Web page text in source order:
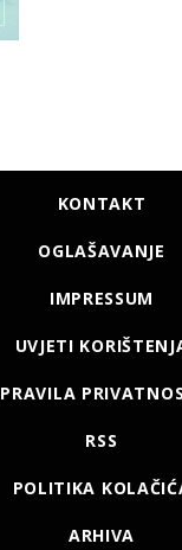
KONTAKT
OGLAŠAVANJE
IMPRESSUM
UVJETI
PRAVILA
RSS
POLITIKA
ARHIVA